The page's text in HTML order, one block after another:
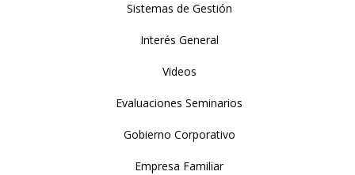
Sistemas de Gestión
Interés General
Videos
Evaluaciones Seminarios
Gobierno Corporativo
Empresa Familiar